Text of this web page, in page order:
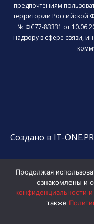
предпочтениям
территории Российской
№ ФС77-83331 от
надзору в сфере связи,
Создано в IT-
Продолжая
ознакомлены и
конфиденциальности
также